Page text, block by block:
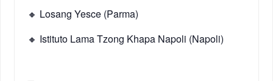
🔸 Losang Yesce (Parma)
🔸 Istituto Lama Tzong Khapa Napoli (Napoli)